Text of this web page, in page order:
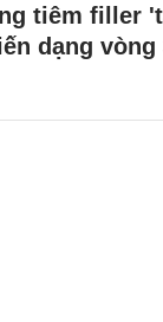
tiêm filler
dạng vòng